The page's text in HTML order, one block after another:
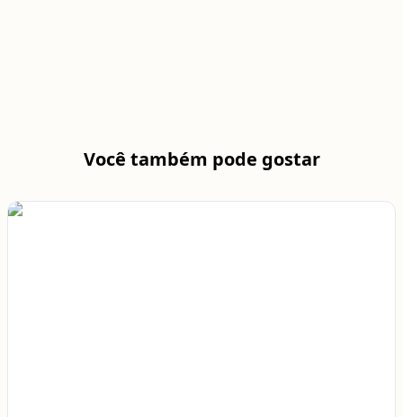
Você também pode gostar